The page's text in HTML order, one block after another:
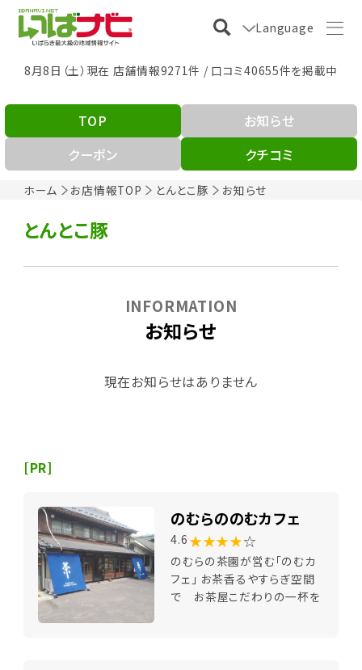
Language
8月8日（土）現在 店舗情報9271件 / 口コミ40655件を掲載中
ホーム お店情報TOP とんとこ豚 お知らせ
TOP
お知らせ
クーポン
クチコミ
とんとこ豚
お知らせ
INFORMATION
現在お知らせはありません
[PR]
のむらののむカフェ
4.6 ★★★★☆
のむらの茶園が営む「のむカ
フェ」 お茶香るやすらぎ空間
で お茶屋こだわりの一杯を